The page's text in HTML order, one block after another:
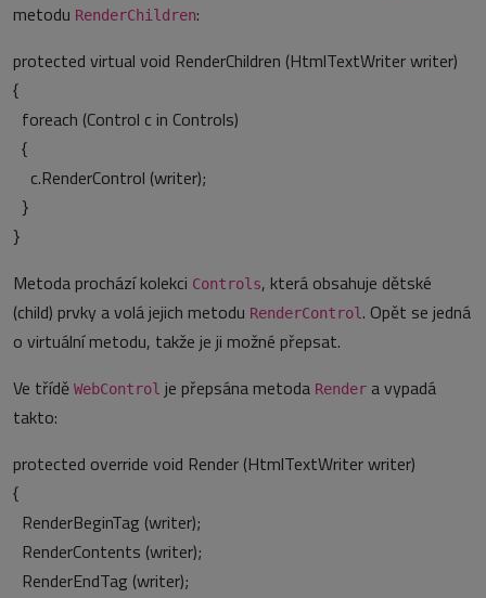
metodu RenderChildren:
protected virtual void RenderChildren (HtmlTextWriter writer)
{
foreach (Control c in Controls)
{
c.RenderControl (writer);
}
}
Metoda prochází kolekci Controls, která obsahuje dětské
(child) prvky a volá jejich metodu RenderControl . Opět se jedná
o virtuální metodu, takže je ji možné přepsat.
Ve třídě WebControl je přepsána metoda Render a vypadá
takto:
protected override void Render (HtmlTextWriter writer)
{
RenderBeginTag (writer);
RenderContents (writer);
RenderEndTag (writer);